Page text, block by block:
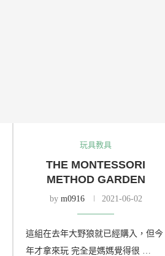
玩具教具
THE MONTESSORI
METHOD GARDEN
by m0916 2021-06-02
這組在去年大野狼就已經購入，但今
年才拿來玩 完全是媽媽覺得很 …